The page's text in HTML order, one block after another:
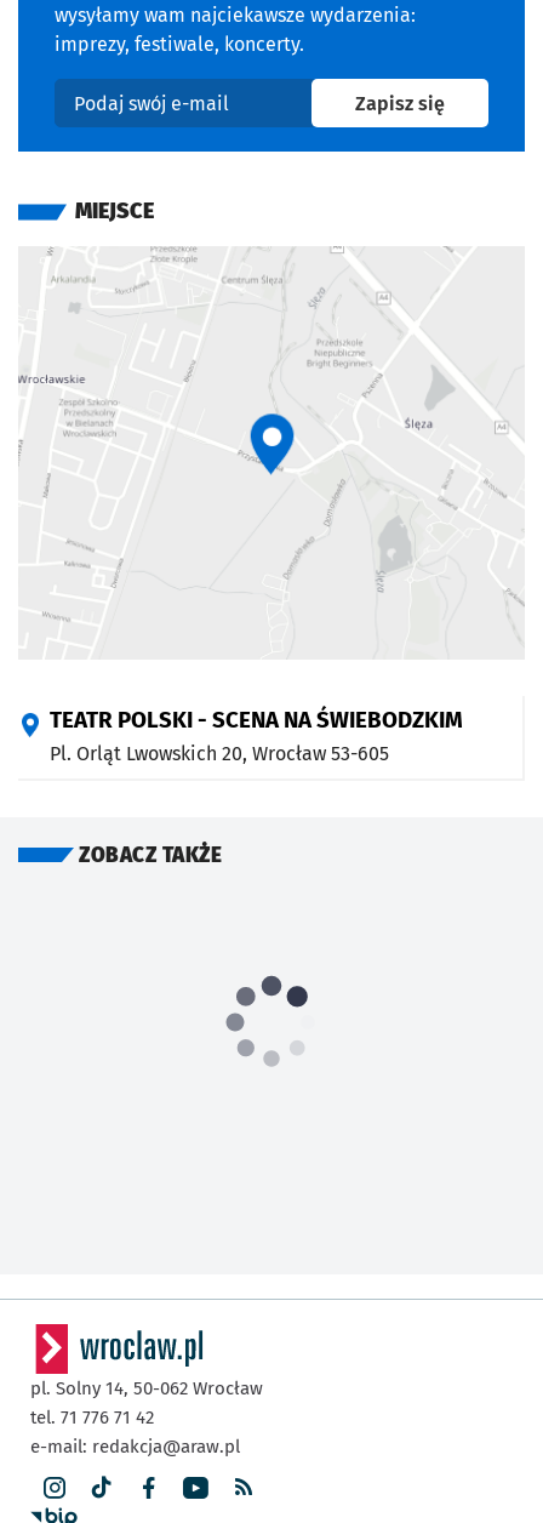
wysyłamy wam najciekawsze wydarzenia:
imprezy, festiwale, koncerty.
Podaj swój e-mail
Zapisz sięna
MIEJSCE
TEATR POLSKI - SCENA NA ŚWIEBODZKIM
Pl. Orląt Lwowskich 20, Wrocław 53-605
ZOBACZ TAKŻE
pl. Solny 14, 50-062 Wrocław
tel. 71 776 71 42
e-mail: redakcja@araw.pl